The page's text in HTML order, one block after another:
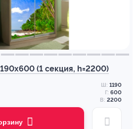
(1 секция, h=2200)
Ш: 1190
Г: 600
В: 2200